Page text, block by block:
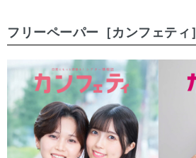
フリーペーパー［カンフェティ］